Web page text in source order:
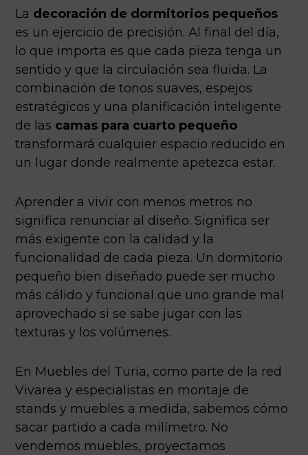
La decoración de dormitorios pequeños
es un ejercicio de precisión. Al final del día,
lo que importa es que cada pieza tenga un
sentido y que la circulación sea fluida. La
combinación de tonos suaves, espejos
estratégicos y una planificación inteligente
de las camas para cuarto pequeño
transformará cualquier espacio reducido en
un lugar donde realmente apetezca estar.
Aprender a vivir con menos metros no
significa renunciar al diseño. Significa ser
más exigente con la calidad y la
funcionalidad de cada pieza. Un dormitorio
pequeño bien diseñado puede ser mucho
más cálido y funcional que uno grande mal
aprovechado si se sabe jugar con las
texturas y los volúmenes.
En Muebles del Turia, como parte de la red
Vivarea y especialistas en montaje de
stands y muebles a medida, sabemos cómo
sacar partido a cada milímetro. No
vendemos muebles, proyectamos